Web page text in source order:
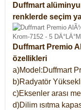
Duffmart
renklerde seçim
Duffmart Premio
özellikleri
a)Model:Duffmart
b)Radyatör
c)Eksenler arası
d)Dilim ısıtma